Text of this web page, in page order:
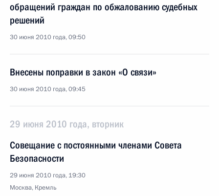
обращений граждан по обжалованию судебных
решений
30 июня 2010 года, 09:50
Внесены поправки в закон «О связи»
30 июня 2010 года, 09:45
29 июня 2010 года, вторник
Совещание с постоянными членами Совета
Безопасности
29 июня 2010 года, 19:30
Москва, Кремль